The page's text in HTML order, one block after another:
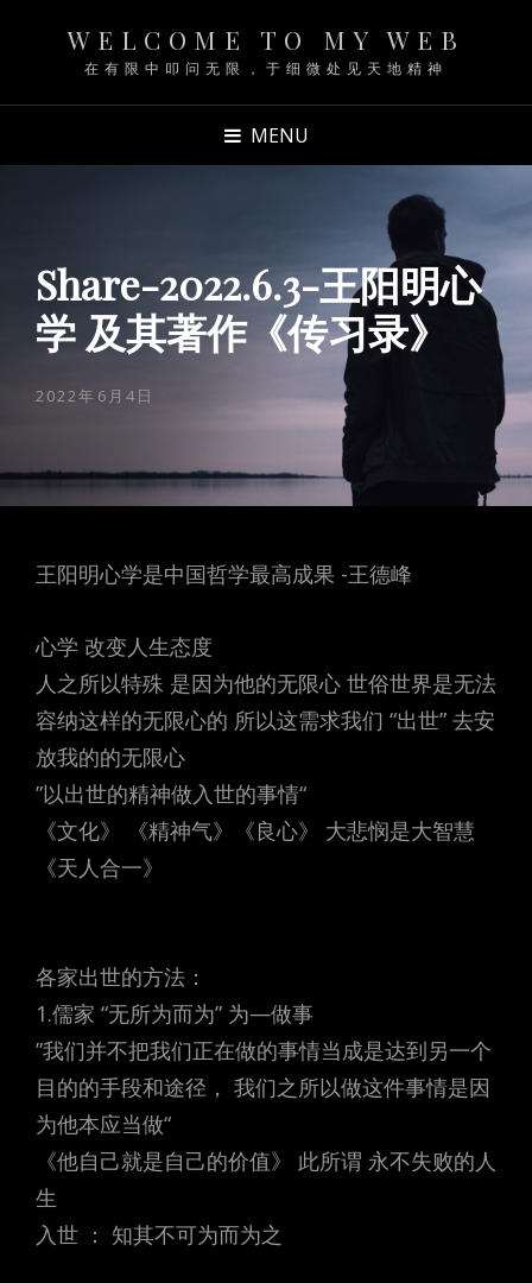
WELCOME TO MY WEB
在有限中叩问无限，于细微处见天地精神
MENU
Share-2022.6.3-王阳明心
学 及其著作《传习录》
POSTED
2022年6月4日
王阳明心学是中国哲学最高成果 -王德峰
心学 改变人生态度
人之所以特殊 是因为他的无限心 世俗世界是无法
容纳这样的无限心的 所以这需求我们 “出世” 去安
放我的的无限心
”以出世的精神做入世的事情“
《文化》 《精神气》《良心》 大悲悯是大智慧
《天人合一》
各家出世的方法：
1.儒家 “无所为而为” 为—做事
”我们并不把我们正在做的事情当成是达到另一个
目的的手段和途径， 我们之所以做这件事情是因
为他本应当做“
《他自己就是自己的价值》 此所谓 永不失败的人
生
入世 ： 知其不可为而为之